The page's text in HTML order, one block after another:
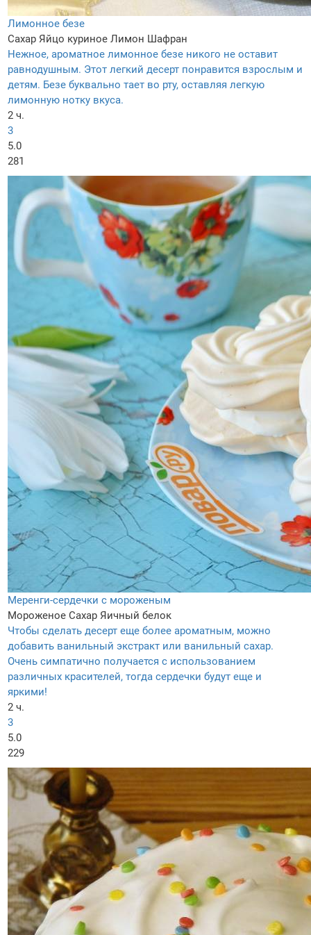
Лимонное безе
Сахар Яйцо куриное Лимон Шафран
Нежное, ароматное лимонное безе никого не оставит
равнодушным. Этот легкий десерт понравится взрослым и
детям. Безе буквально тает во рту, оставляя легкую
лимонную нотку вкуса.
2 ч.
3
5.0
281
Меренги-сердечки с мороженым
Мороженое Сахар Яичный белок
Чтобы сделать десерт еще более ароматным, можно
добавить ванильный экстракт или ванильный сахар.
Очень симпатично получается с использованием
различных красителей, тогда сердечки будут еще и
яркими!
2 ч.
3
5.0
229